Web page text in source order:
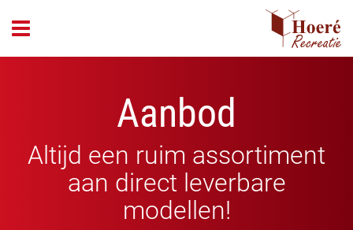
Aanbod
Altijd een ruim assortiment
aan direct leverbare
modellen!
header_open_menu